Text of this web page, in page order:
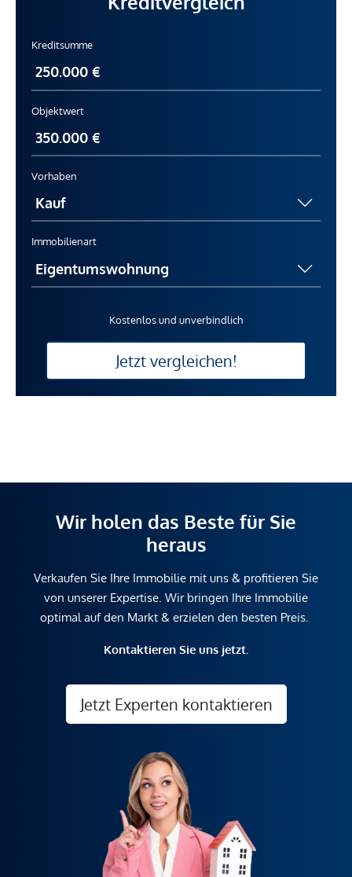
Kreditsumme
Objektwert
Vorhaben
Immobilienart
Kostenlos und unverbindlich
Jetzt vergleichen!
Wir holen das Beste für Sie
heraus
Verkaufen Sie Ihre Immobilie mit uns & profitieren Sie
von unserer Expertise. Wir bringen Ihre Immobilie
optimal auf den Markt & erzielen den besten Preis.
Kontaktieren Sie uns jetzt.
Jetzt Experten kontaktieren